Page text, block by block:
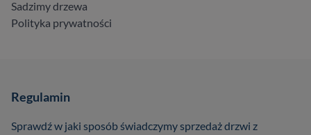
Sadzimy drzewa
Polityka prywatności
Regulamin
Sprawdź w jaki sposób świadczymy sprzedaż drzwi z